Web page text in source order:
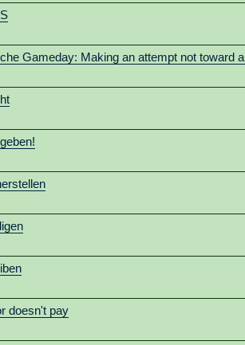
Gameday: Making an attempt not toward
doesn't pay